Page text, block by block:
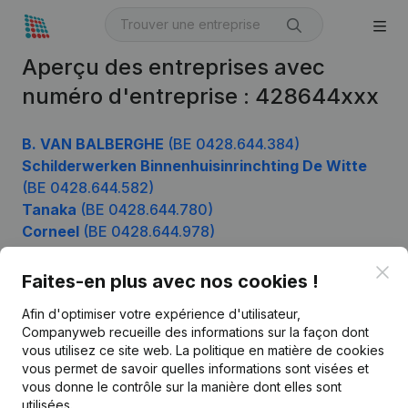
Aperçu des entreprises avec
numéro d'entreprise : 428644xxx
B. VAN BALBERGHE (BE 0428.644.384)
Schilderwerken Binnenhuisinrinchting De Witte
(BE 0428.644.582)
Tanaka (BE 0428.644.780)
Corneel (BE 0428.644.978)
Faites-en plus avec nos cookies !
Afin d'optimiser votre expérience d'utilisateur,
Companyweb recueille des informations sur la façon dont
vous utilisez ce site web. La politique en matière de cookies
vous permet de savoir quelles informations sont visées et
vous donne le contrôle sur la manière dont elles sont
utilisées.
Français
Informations d’entreprise
Monitoring